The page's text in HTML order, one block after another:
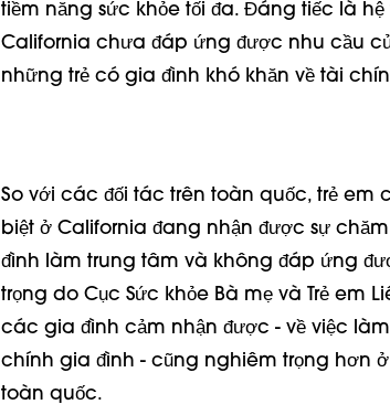
tiềm năng sức khỏe tối đa. Đáng tiếc là
California chưa đáp ứng được nhu cầu
những trẻ có gia đình khó khăn về tài
So với các đối tác trên toàn quốc, trẻ em
biệt ở California đang nhận được sự
đình làm trung tâm và không đáp ứng
trọng do Cục Sức khỏe Bà mẹ và Trẻ em
các gia đình cảm nhận được - về việc
chính gia đình - cũng nghiêm trọng hơn
toàn quốc.